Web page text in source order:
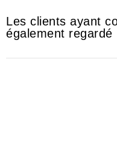
Les clients ayant
également regardé